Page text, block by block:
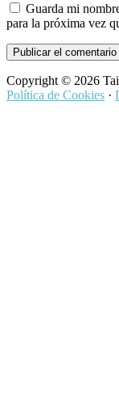
Guarda mi
para la próxima vez
Copyright © 2026
Política de Cookies ·